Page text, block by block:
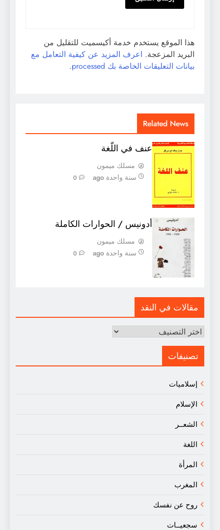
هذا الموقع يستخدم خدمة أكيسميت للتقليل من
البريد المزعجة.اعرف المزيد عن كيفية التعامل مع
بيانات التعليقات الخاصة بك processed
.
Related News
عنف في اللّغة
مسلك ميمون
سنة واحدة ago
0
أدونيس / الحوارات الكاملة
مسلك ميمون
سنة واحدة ago
0
مقالات في النقد
مقالات
النقدتصنيفات
إسلاميات
الإسلام
الشعــر
اللغة
المرأة
المغرب
روح عن نفسك
سجعيــات